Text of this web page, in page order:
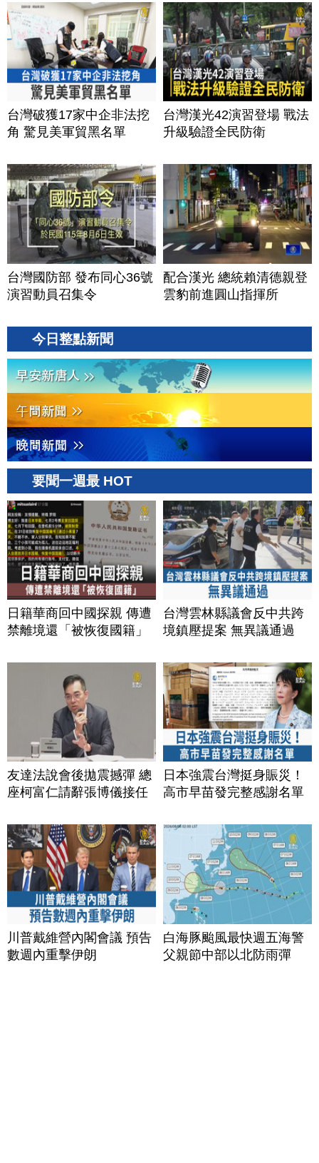
牌？台灣喜迎轉單！成關
鍵樞紐？｜#財經新聞
│20260805 (三)
台灣破獲17家中企非法挖
角 驚見美軍貿黑名單
台灣漢光42演習登場 戰法
升級驗證全民防衛
台灣國防部 發布同心36號
演習動員召集令
配合漢光 總統賴清德親登
雲豹前進圓山指揮所
今日整點新聞
要聞一週最 HOT
日籍華商回中國探親 傳遭
禁離境還「被恢復國籍」
台灣雲林縣議會反中共跨
境鎮壓提案 無異議通過
友達法說會後拋震撼彈 總
座柯富仁請辭張博儀接任
日本強震台灣挺身賑災！
高市早苗發完整感謝名單
川普戴維營內閣會議 預告
數週內重擊伊朗
白海豚颱風最快週五海警
父親節中部以北防雨彈